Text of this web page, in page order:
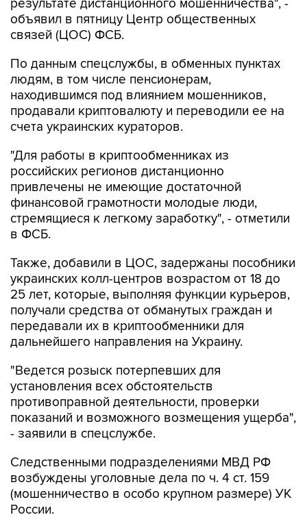
связей (ЦОС) ФСБ.
По данным спецслужбы, в обменных пунктах
находившимся под влиянием мошенников,
продавали криптовалюту и переводили ее на
счета украинских кураторов.
"Для работы в криптообменниках из
привлечены не имеющие достаточной
финансовой грамотности молодые люди,
стремящиеся к легкому заработку", - отметили
в ФСБ.
Также, добавили в ЦОС, задержаны пособники
25 лет, которые, выполняя функции курьеров,
получали средства от обманутых граждан и
передавали их в криптообменники для
дальнейшего направления на Украину.
"Ведется розыск потерпевших для
противоправной деятельности, проверки
показаний и возможного возмещения ущерба",
- заявили в спецслужбе.
Следственными подразделениями МВД РФ
(мошенничество в особо крупном размере) УК
России.
"Сотрудникам криптообменника и курьерам